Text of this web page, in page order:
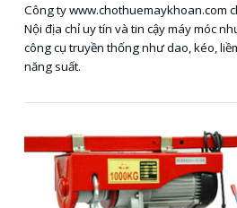
Công ty www.chothuemaykhoan.com
Nội địa chỉ uy tín và tin cậy máy móc
công cụ truyền thống như dao, kéo,
năng suất.